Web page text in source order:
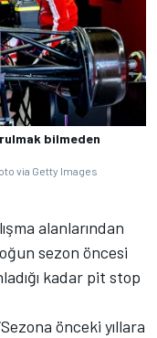
bilmeden
via Getty Images
alanlarından
sezon öncesi
kadar pit stop
önceki yıllara